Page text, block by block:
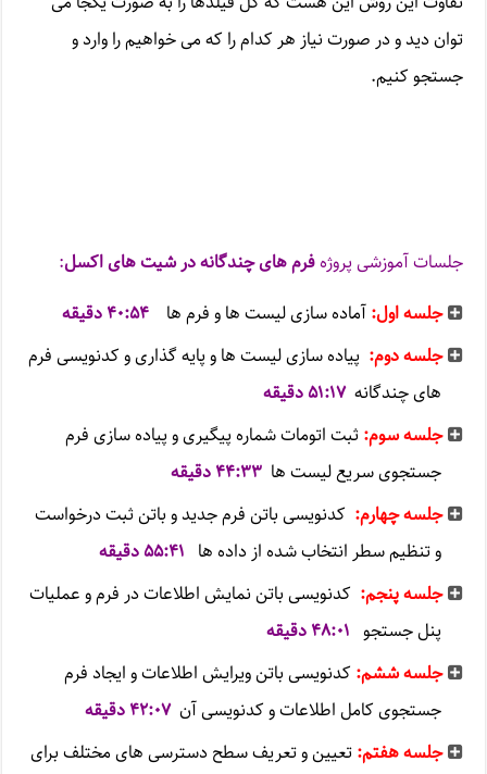
توان دید و در صورت نیاز هر کدام را که می خواهیم را وارد و
جستجو کنیم.
جلسات آموزشی پروژهفرم های چندگانه در شیت های اکسل:
جلسه اول:آماده سازی لیست ها و فرم ها۴۰:۵۴ دقیقه
جلسه دوم: پیاده سازی لیست ها و پایه گذاری و کدنویسی فرم
های چندگانه۵۱:۱۷ دقیقه
جلسه سوم: ثبت اتومات شماره پیگیری و پیاده سازی فرم
جستجوی سریع لیست ها۴۴:۳۳ دقیقه
جلسه چهارم: کدنویسی باتن فرم جدید و باتن ثبت درخواست
و تنظیم سطر انتخاب شده از داده ها
جلسه پنجم: کدنویسی باتن نمایش اطلاعات در فرم و عملیات
پنل جستجو ۴۸:۰۱ دقیقه
جلسه ششم: کدنویسی باتن ویرایش اطلاعات و ایجاد فرم
جستجوی کامل اطلاعات و کدنویسی آن۴۲:۰۷ دقیقه
جلسه هفتم:تعیین و تعریف سطح دسترسی های مختلف برای